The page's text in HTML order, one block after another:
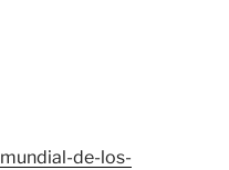
de-los-